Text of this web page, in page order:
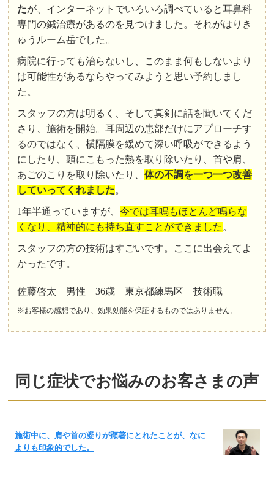
たが、インターネットでいろいろ調べていると耳鼻科
専門の鍼治療があるのを見つけました。それがはりき
ゅうルーム岳でした。
病院に行っても治らないし、このまま何もしないより
は可能性があるならやってみようと思い予約しまし
た。
スタッフの方は明るく、そして真剣に話を聞いてくだ
さり、施術を開始。耳周辺の患部だけにアプローチす
るのではなく、横隔膜を緩めて深い呼吸ができるよう
にしたり、頭にこもった熱を取り除いたり、首や肩、
あごのこりを取り除いたり、体の不調を一つ一つ改善
していってくれました。
1年半通っていますが、今では耳鳴もほとんど鳴らな
くなり、精神的にも持ち直すことができました。
スタッフの方の技術はすごいです。ここに出会えてよ
かったです。
佐藤啓太 男性 36歳 東京都練馬区 技術職
※お客様の感想であり、効果効能を保証するものではありません。
同じ症状でお悩みのお客さまの声
施術中に、肩や首の凝りが顕著にとれたことが、なに
よりも印象的でした。